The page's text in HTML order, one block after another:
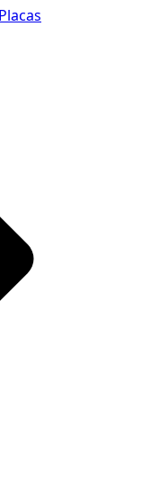
Placas